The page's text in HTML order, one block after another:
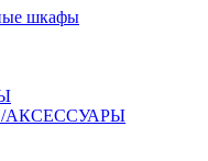
шкафы